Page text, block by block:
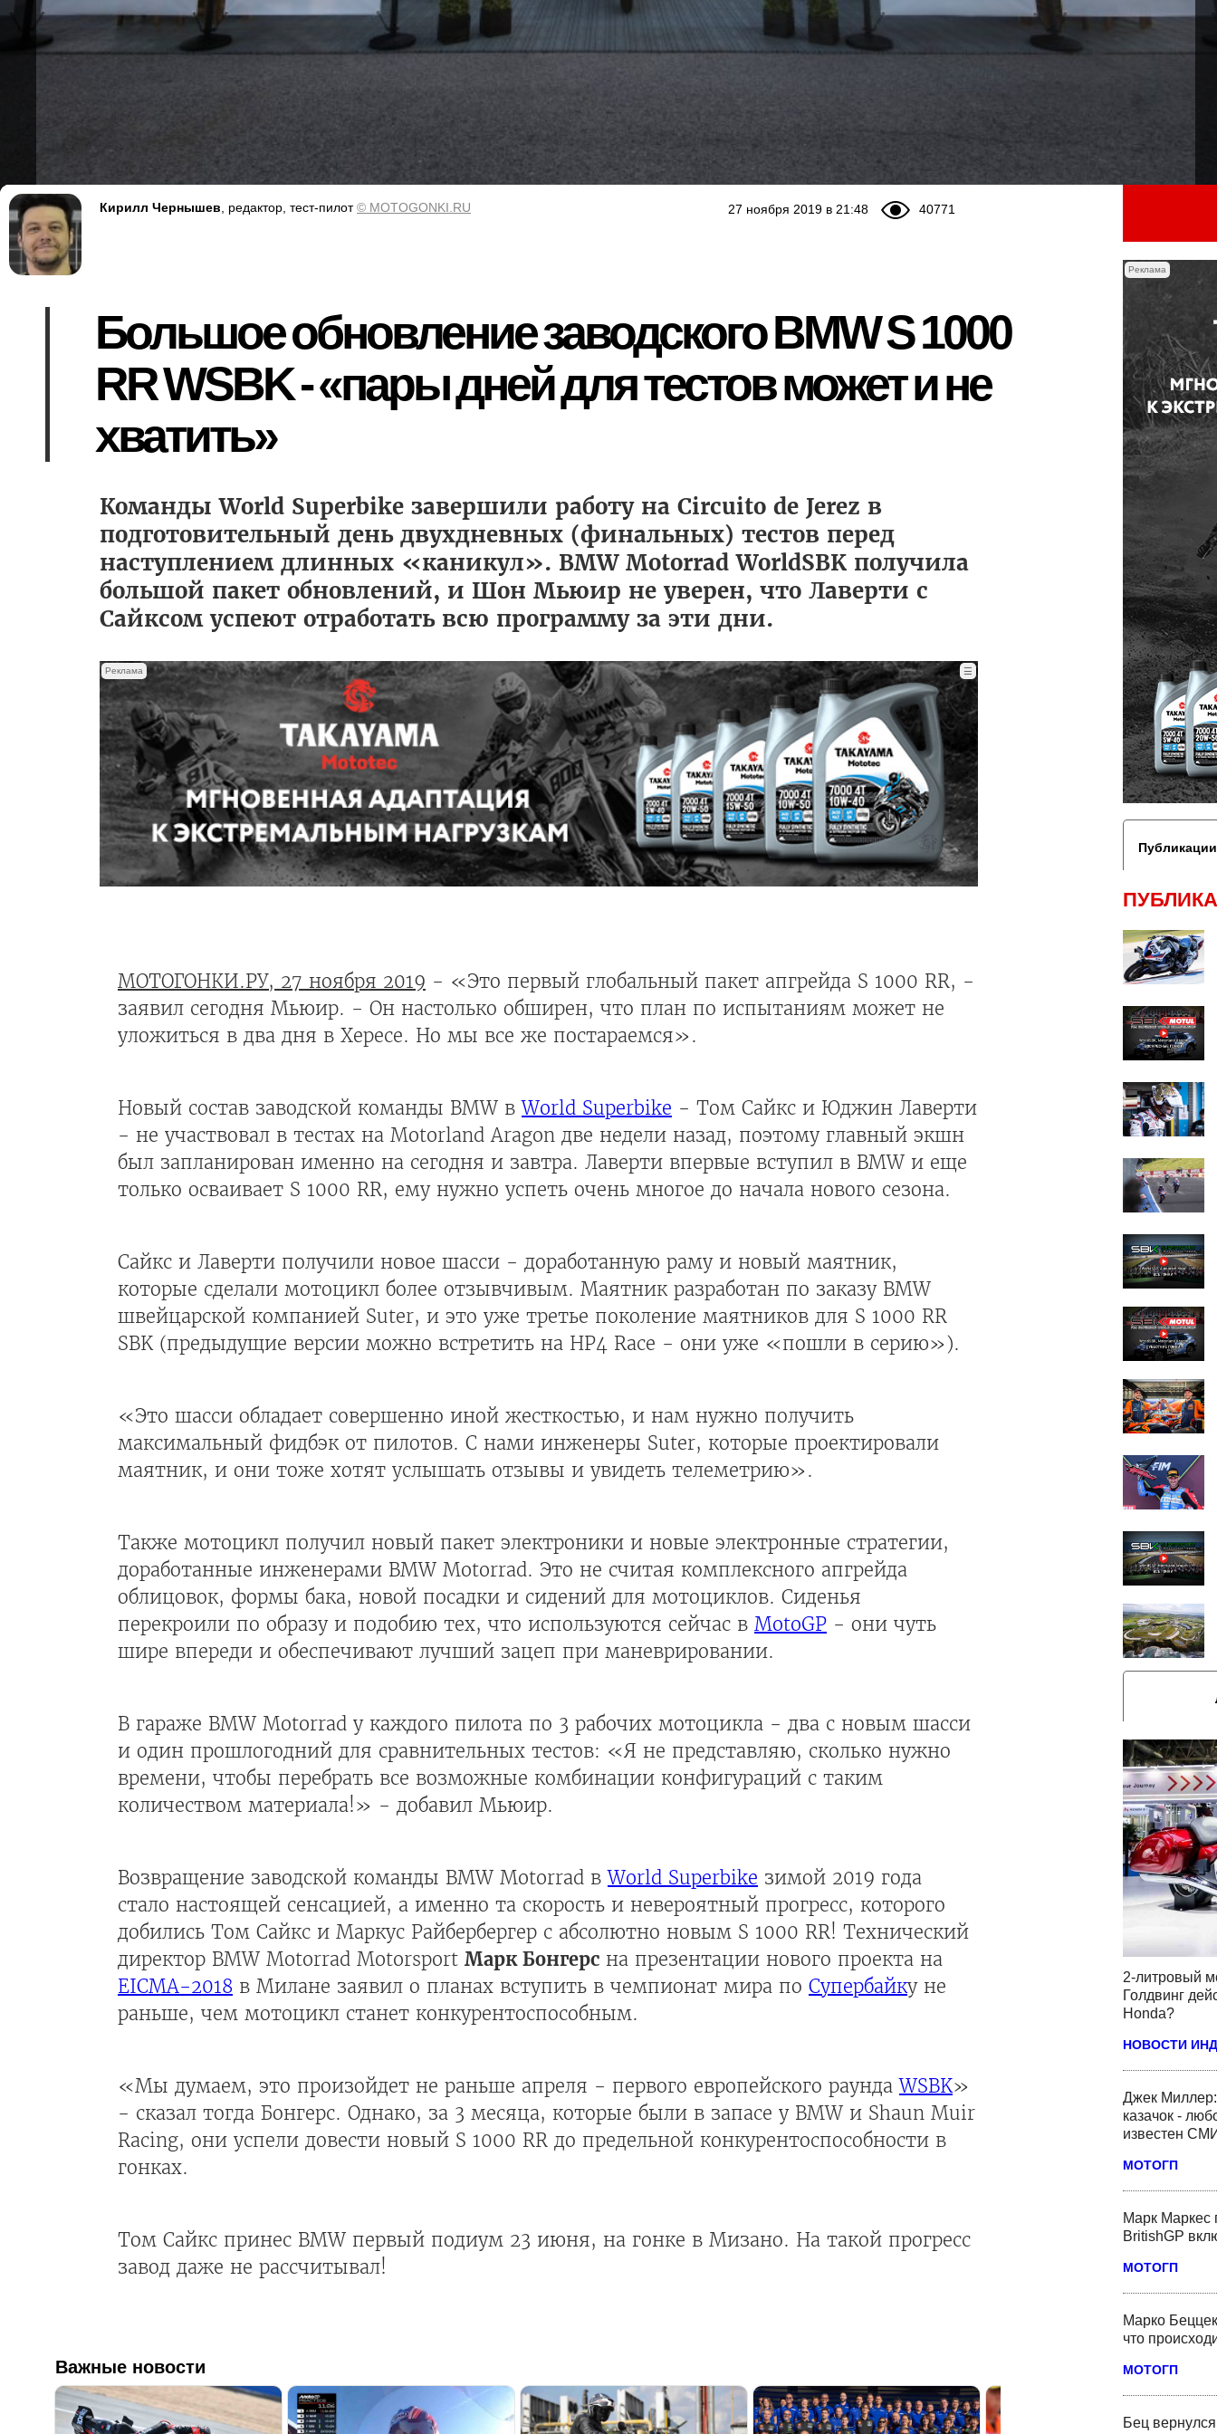
Реклама
2-литровый
Голдвинг
Honda?
НОВОСТИ
Джек Миллер:
казачок -
известен
МОТОГП
Марк Маркес
BritishGP
МОТОГП
Марко
что
МОТОГП
Бец
40771
27 ноября 2019 в 21:48
Кирилл Чернышев , редактор, тест-пилот© MOTOGONKI.RU
Большое обновление заводского BMW S 1000
RR WSBK - «пары дней для тестов может и не
хватить»
Команды World Superbike завершили работу на Circuito de Jerez в
подготовительный день двухдневных (финальных) тестов перед
наступлением длинных «каникул». BMW Motorrad WorldSBK получила
большой пакет обновлений, и Шон Мьюир не уверен, что Лаверти с
Сайксом успеют отработать всю программу за эти дни.
Реклама ☰
МОТОГОНКИ.РУ, 27 ноября 2019 - «Это первый глобальный пакет апгрейда S 1000 RR, -
заявил сегодня Мьюир. - Он настолько обширен, что план по испытаниям может не
уложиться в два дня в Хересе. Но мы все же постараемся».
Новый состав заводской команды BMW вWorld Superbike - Том Сайкс и Юджин Лаверти
- не участвовал в тестах на Motorland Aragon две недели назад, поэтому главный экшн
был запланирован именно на сегодня и завтра. Лаверти впервые вступил в BMW и еще
только осваивает S 1000 RR, ему нужно успеть очень многое до начала нового сезона.
Сайкс и Лаверти получили новое шасси - доработанную раму и новый маятник,
которые сделали мотоцикл более отзывчивым. Маятник разработан по заказу BMW
швейцарской компанией Suter, и это уже третье поколение маятников для S 1000 RR
SBK (предыдущие версии можно встретить на HP4 Race - они уже «пошли в серию»).
«Это шасси обладает совершенно иной жесткостью, и нам нужно получить
максимальный фидбэк от пилотов. С нами инженеры Suter, которые проектировали
маятник, и они тоже хотят услышать отзывы и увидеть телеметрию».
Также мотоцикл получил новый пакет электроники и новые электронные стратегии,
доработанные инженерами BMW Motorrad. Это не считая комплексного апгрейда
облицовок, формы бака, новой посадки и сидений для мотоциклов. Сиденья
перекроили по образу и подобию тех, что используются сейчас в MotoGP - они чуть
шире впереди и обеспечивают лучший зацеп при маневрировании.
В гараже BMW Motorrad у каждого пилота по 3 рабочих мотоцикла - два с новым шасси
и один прошлогодний для сравнительных тестов: «Я не представляю, сколько нужно
времени, чтобы перебрать все возможные комбинации конфигураций с таким
количеством материала!» - добавил Мьюир.
Возвращение заводской команды BMW Motorrad вWorld Superbike зимой 2019 года
стало настоящей сенсацией, а именно та скорость и невероятный прогресс, которого
добились Том Сайкс и Маркус Райбербергер с абсолютно новым S 1000 RR! Технический
директор BMW Motorrad Motorsport Марк Бонгерс на презентации нового проекта на
EICMA-2018 в Милане заявил о планах вступить в чемпионат мира по Супербайку не
раньше, чем мотоцикл станет конкурентоспособным.
«Мы думаем, это произойдет не раньше апреля - первого европейского раундаWSBK»
- сказал тогда Бонгерс. Однако, за 3 месяца, которые были в запасе у BMW и Shaun Muir
Racing, они успели довести новый S 1000 RR до предельной конкурентоспособности в
гонках.
Том Сайкс принес BMW первый подиум 23 июня, на гонке в Мизано. На такой прогресс
завод даже не рассчитывал!
Важные новости